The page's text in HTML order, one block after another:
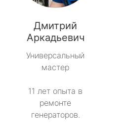
Дмитрий
Аркадьевич
Универсальный
мастер
11 лет опыта в
ремонте
генераторов.